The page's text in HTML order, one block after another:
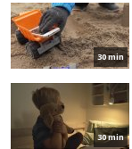
30 min
30 min